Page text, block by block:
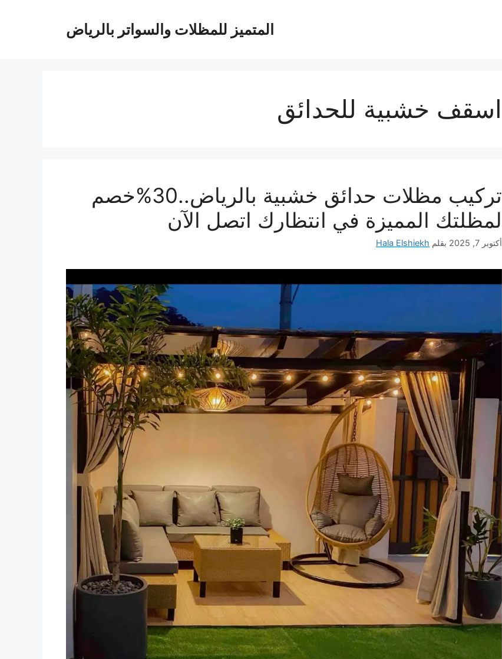
المتميز للمظلات والسواتر بالرياض
اسقف خشبية للحدائق
تركيب مظلات حدائق خشبية بالرياض..30%خصم
لمظلتك المميزة في انتظارك اتصل الآن
أكتوبر 7, 2025 بقلم Hala Elshiekh